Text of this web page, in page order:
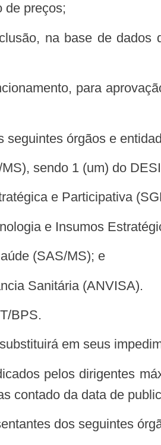
de preços;
seguintes órgãos e
sendo 1 (um) do
e Participativa
e Insumos
(SAS/MS); e
Sanitária (ANVISA).
BPS.
em seus
pelos dirigentes
contado da data de
dos seguintes